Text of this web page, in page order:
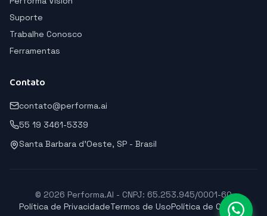
Suporte
Trabalhe Conosco
Ferramentas
Contato
contato@performa.ai
55 19 3461-5339
Santa Barbara d'Oeste, SP - Brasil
© 2026 Performa.AI - CNPJ: 65.253.945/0001-60
Política de PrivacidadeTermos de UsoPolítica de Cookies